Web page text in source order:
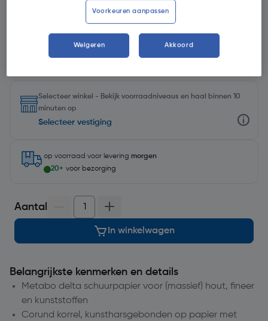
Kies productvariant(4)
Selecteer winkel - Bekijk voorraadniveaus en haal binnen 10
minuten op
Selecteer vestiging
op voorraad voor levering morgen
20+ voor bezorging
Aantal
In winkelwagen
Belangrijkste kenmerken en details
Metabo delta schuurpapier voor (massief) hout, fineer
en kunststoffen
Corund korrel, kunstharsgebonden op papier met
Voorkeuren aanpassen
Weigeren Akkoord